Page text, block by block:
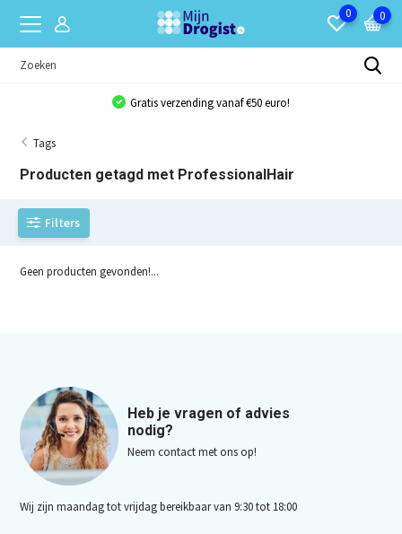
0 0
Gratis verzending vanaf €50 euro!
Tags
Producten getagd met ProfessionalHair
Filters
Geen producten gevonden!...
Heb je vragen of advies
nodig?
Neem contact met ons op!
Wij zijn maandag tot vrijdag bereikbaar van 9:30 tot 18:00